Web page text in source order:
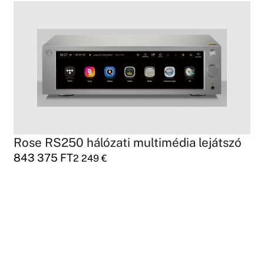
Rose RS250 hálózati multimédia lejátszó
843 375 FT2 249€